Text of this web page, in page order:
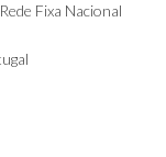
Fixa Nacional